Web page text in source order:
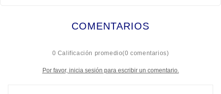
COMENTARIOS
0 Calificación promedio(0 comentarios)
Por favor, inicia sesión para escribir un comentario.